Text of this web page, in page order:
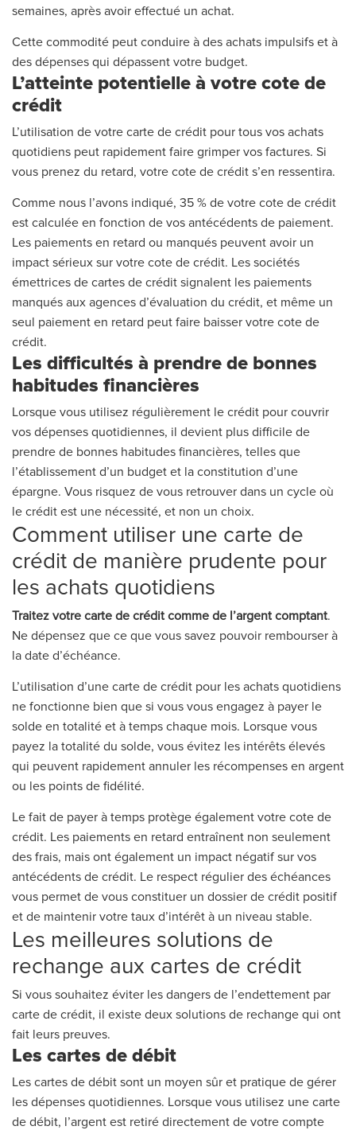
semaines, après avoir effectué un achat.
Cette commodité peut conduire à des achats impulsifs et à
des dépenses qui dépassent votre budget.
L’atteinte potentielle à votre cote de
crédit
L’utilisation de votre carte de crédit pour tous vos achats
quotidiens peut rapidement faire grimper vos factures. Si
vous prenez du retard, votre cote de crédit s’en ressentira.
Comme nous l’avons indiqué, 35 % de votre cote de crédit
est calculée en fonction de vos antécédents de paiement.
Les paiements en retard ou manqués peuvent avoir un
impact sérieux sur votre cote de crédit. Les sociétés
émettrices de cartes de crédit signalent les paiements
manqués aux agences d’évaluation du crédit, et même un
seul paiement en retard peut faire baisser votre cote de
crédit.
Les difficultés à prendre de bonnes
habitudes financières
Lorsque vous utilisez régulièrement le crédit pour couvrir
vos dépenses quotidiennes, il devient plus difficile de
prendre de bonnes habitudes financières, telles que
l’établissement d’un budget et la constitution d’une
épargne. Vous risquez de vous retrouver dans un cycle où
le crédit est une nécessité, et non un choix.
Comment utiliser une carte de
crédit de manière prudente pour
les achats quotidiens
Traitez votre carte de crédit comme de l’argent comptant.
Ne dépensez que ce que vous savez pouvoir rembourser à
la date d’échéance.
L’utilisation d’une carte de crédit pour les achats quotidiens
ne fonctionne bien que si vous vous engagez à payer le
solde en totalité et à temps chaque mois. Lorsque vous
payez la totalité du solde, vous évitez les intérêts élevés
qui peuvent rapidement annuler les récompenses en argent
ou les points de fidélité.
Le fait de payer à temps protège également votre cote de
crédit. Les paiements en retard entraînent non seulement
des frais, mais ont également un impact négatif sur vos
antécédents de crédit. Le respect régulier des échéances
vous permet de vous constituer un dossier de crédit positif
et de maintenir votre taux d’intérêt à un niveau stable.
Les meilleures solutions de
rechange aux cartes de crédit
Si vous souhaitez éviter les dangers de l’endettement par
carte de crédit, il existe deux solutions de rechange qui ont
fait leurs preuves.
Les cartes de débit
Les cartes de débit sont un moyen sûr et pratique de gérer
les dépenses quotidiennes. Lorsque vous utilisez une carte
de débit, l’argent est retiré directement de votre compte